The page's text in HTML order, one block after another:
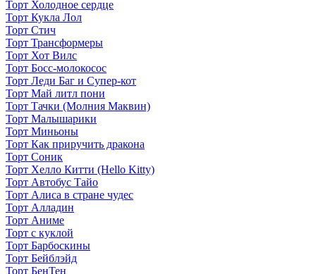
Торт Холодное сердце
Торт Кукла Лол
Торт Стич
Торт Трансформеры
Торт Хот Вилс
Торт Босс-молокосос
Торт Леди Баг и Супер-кот
Торт Май литл пони
Торт Тачки (Молния Маквин)
Торт Малышарики
Торт Миньоны
Торт Как приручить дракона
Торт Соник
Торт Хелло Китти (Hello Kitty)
Торт Автобус Тайо
Торт Алиса в стране чудес
Торт Алладин
Торт Аниме
Торт с куклой
Торт Барбоскины
Торт Бейблэйд
Торт БенТен